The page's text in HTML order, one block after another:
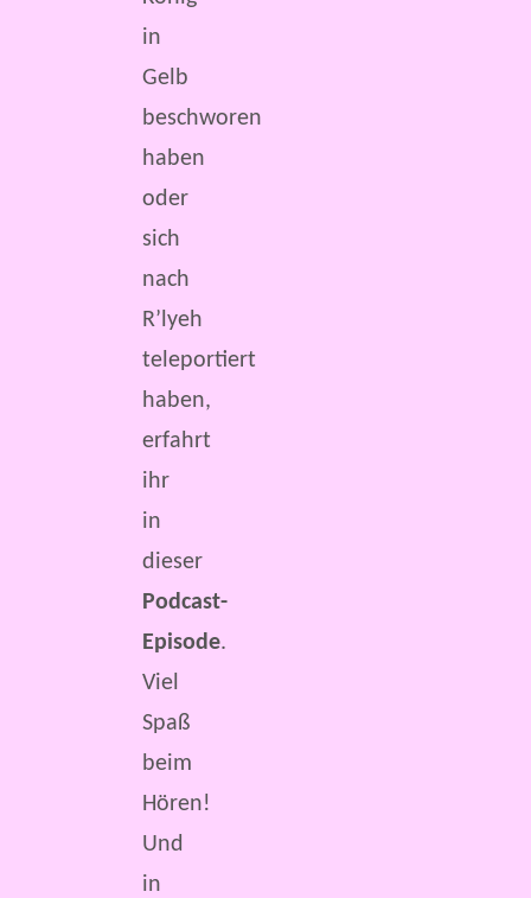
in
Gelb
beschworen
haben
oder
sich
nach
R’lyeh
teleportiert
haben,
erfahrt
ihr
in
dieser
Podcast-
Episode.
Viel
Spaß
beim
Hören!
Und
in